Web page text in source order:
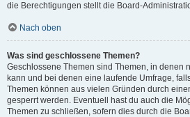
die Berechtigungen stellt die Board-
Nach oben
Was sind geschlossene Themen?
Geschlossene Themen sind Themen, in denen
kann und bei denen eine laufende Umfrage,
Themen können aus vielen Gründen durch
gesperrt werden. Eventuell hast du auch die
Themen zu schließen, sofern dies durch die